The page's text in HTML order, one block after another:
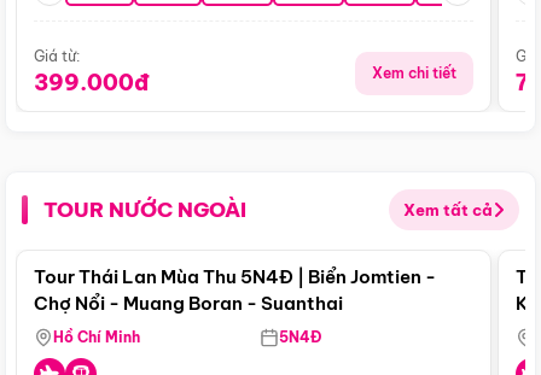
Giá từ:
399.000đ Xem chi tiết
TOUR NƯỚC NGOÀI Xem tất cả
Điểm nổi bật
Tour Thái Lan Mùa Thu 5N4Đ | Biển Jomtien -
Chợ Nổi - Muang Boran - Suanthai
Hồ Chí Minh 5N4Đ